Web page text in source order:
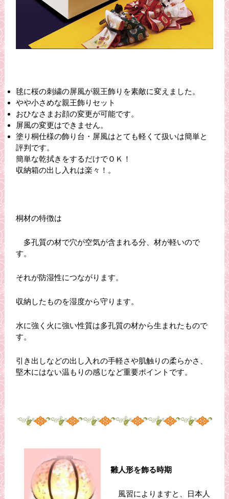
毬に桜の刺繍の屏風が親王飾りを素敵に変えました。
やや小さめな親王飾りセット
おひなさまお顔の変更が可能です。
屏風の変更はできません。
塗り桐仕様の飾り台・屏風はとても軽くて扱いは簡単と
評判です。
簡単な乾拭きをするだけでＯＫ！
収納箱の出し入れは楽々！ 。
桐材の特徴は
多孔質の材で穴が空気が含まれる分、材が軽いので
す。
それが防湿性につながります。
収納したものを湿度から守ります。
水に強く火に強い性質は多孔質の材から生まれたもので
す。
引き出しなどの出し入れの手軽さや肌触りの柔らかさ、
堅木にはない温もりの感じなど重要ポイントです。
雛人形を飾る時期
風習によりますと、日本人